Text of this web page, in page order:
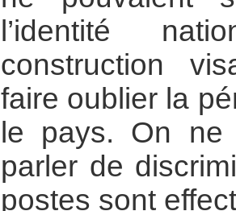
l’identité
construction
faire oublier la
le pays. On ne
parler de
postes sont